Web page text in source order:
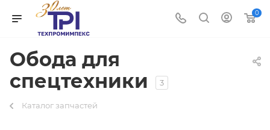
0
Обода для
спецтехники
3
Каталог запчастей